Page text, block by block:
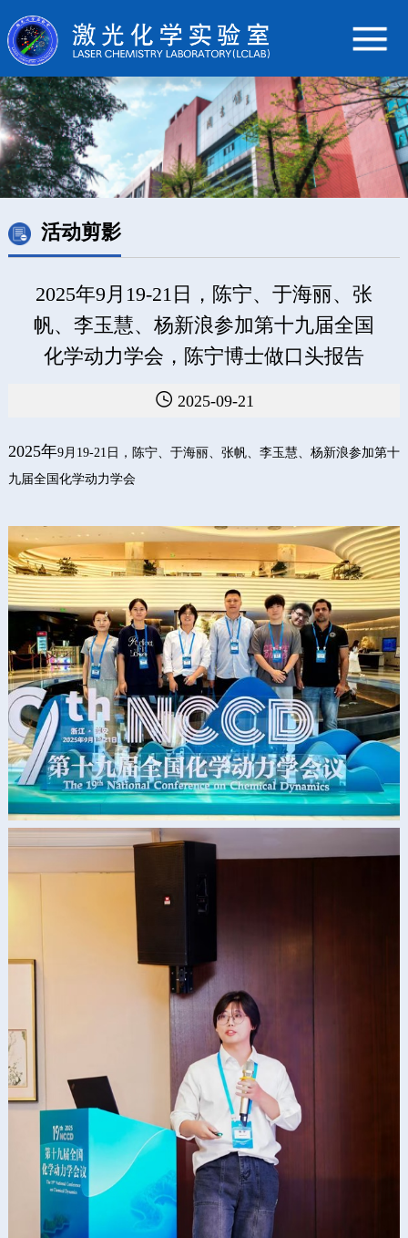
活动剪影
2025年9月19-21日，陈宁、于海丽、张
帆、李玉慧、杨新浪参加第十九届全国
化学动力学会，陈宁博士做口头报告
 2025-09-21
2025年9月19-21日，陈宁、于海丽、张帆、李玉慧、杨新浪参加第十
九届全国化学动力学会